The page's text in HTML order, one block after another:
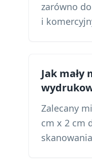
zarówno
i
Jak mały
Zalecany
cm x 2 cm